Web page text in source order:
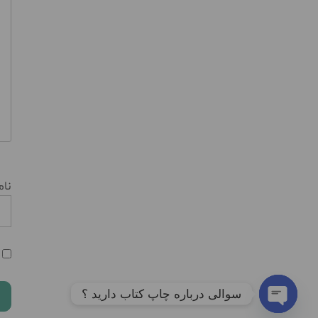
سوالی درباره چاپ کتاب دارید ؟